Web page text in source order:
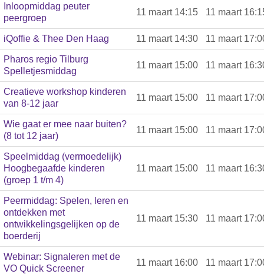
Inloopmiddag peuter
peergroep
11 maart 14:15 11 maart
iQoffie & Thee Den Haag 11 maart 14:30 11 maart
Pharos regio Tilburg
Spelletjesmiddag
11 maart 15:00 11 maart
Creatieve workshop kinderen
van 8-12 jaar
11 maart 15:00 11 maart
Wie gaat er mee naar buiten?
(8 tot 12 jaar)
11 maart 15:00 11 maart
Speelmiddag (vermoedelijk)
Hoogbegaafde kinderen
(groep 1 t/m 4)
11 maart 15:00 11 maart
Peermiddag: Spelen, leren en
ontdekken met
ontwikkelingsgelijken op de
boerderij
11 maart 15:30 11 maart
Webinar: Signaleren met de
VO Quick Screener
11 maart 16:00 11 maart